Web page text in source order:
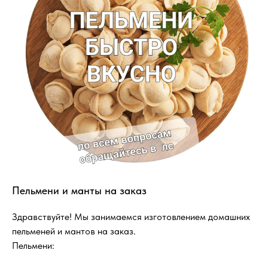
Пельмени и манты на заказ
Здравствуйте! Мы занимаемся изготовлением домашних
пельменей и мантов на заказ.
Пельмени: